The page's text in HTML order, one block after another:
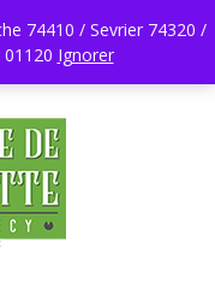
74410 / Sevrier 74320 /
Ignorer